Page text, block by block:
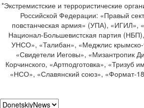
*Экстремистские и террористические
Российской Федерации: «Правый
повстанческая армия» (УПА), «ИГИЛ»,
Национал-Большевистская партия
УНСО», «Талибан», «Меджлис крымско-
«Свидетели Иеговы», «Мизантропик
Корчинского, «Артподготовка», «Тризуб
«НСО», «Славянский союз», «Формат-